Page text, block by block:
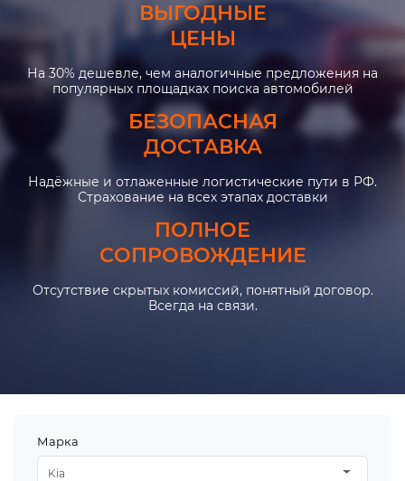
ВЫГОДНЫЕ
ЦЕНЫ
На 30% дешевле, чем аналогичные предложения на
популярных площадках поиска автомобилей
БЕЗОПАСНАЯ
ДОСТАВКА
Надёжные и отлаженные логистические пути в РФ.
Страхование на всех этапах доставки
ПОЛНОЕ
СОПРОВОЖДЕНИЕ
Отсутствие скрытых комиссий, понятный договор.
Всегда на связи.
Марка
Kia